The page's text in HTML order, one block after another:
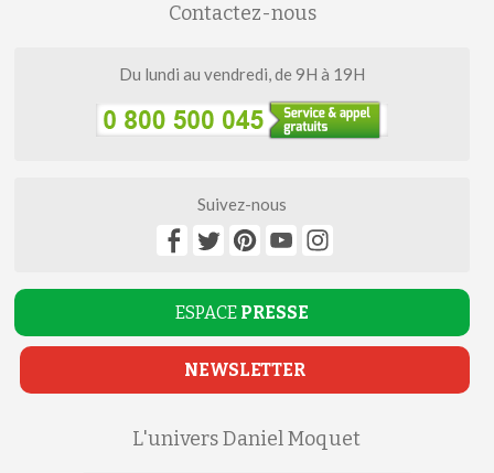
Contactez-nous
Du lundi au vendredi, de 9H à 19H
Suivez-nous
ESPACE PRESSE
NEWSLETTER
L'univers Daniel Moquet